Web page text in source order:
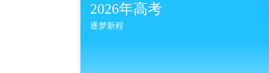
2026年高考
逐梦新程